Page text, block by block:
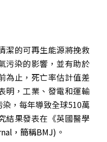
潔的可再生能源將挽救
污染的影響，並有助於
為止，死亡率估計值差
明，工業、發電和運輸
，每年導致全球510萬
結果發表在《英國醫學
，簡稱BMJ)。